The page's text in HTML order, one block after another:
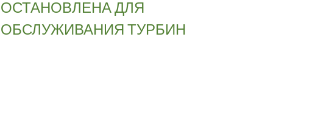
ОСТАНОВЛЕНА ДЛЯ
ОБСЛУЖИВАНИЯ ТУРБИН